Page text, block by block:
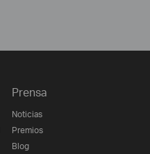
Prensa
Noticias
Premios
Blog